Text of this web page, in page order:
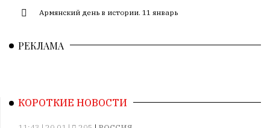
Армянский день в истории. 11 январь
РЕКЛАМА
КОРОТКИЕ НОВОСТИ